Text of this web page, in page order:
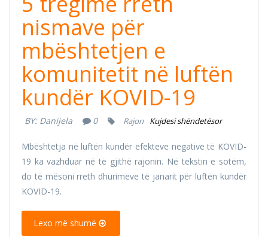
nismave për
mbështetjen e
komunitetit në luftën
kundër KOVID-19
BY: Danijela 0 Rajon Kujdesi shëndetësor
Mbështetja në luftën kundër efekteve negative të KOVID-
19 ka vazhduar në të gjithë rajonin. Në tekstin e sotëm,
do të mësoni rreth dhurimeve të janarit për luftën kundër
KOVID-19.
Lexo më shumë